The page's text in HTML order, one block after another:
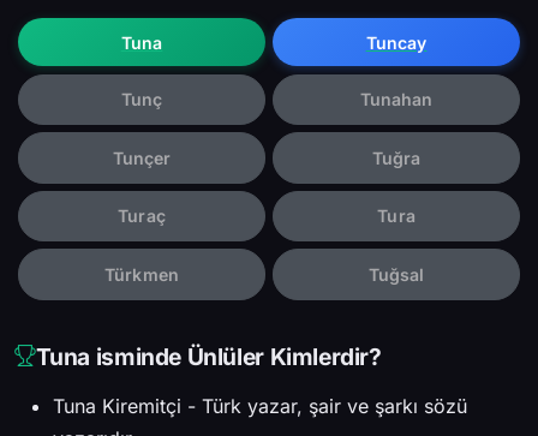
Tuna Tuncay
Tunç Tunahan
Tunçer Tuğra
Turaç Tura
Türkmen Tuğsal
Tuna isminde Ünlüler Kimlerdir?
Tuna Kiremitçi - Türk yazar, şair ve şarkı sözü